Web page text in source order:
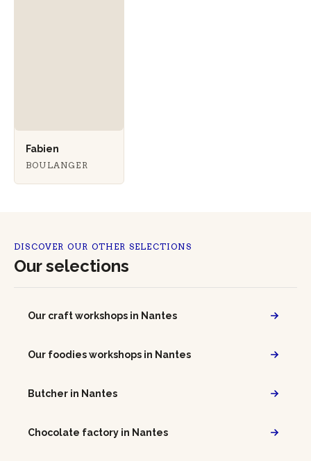
Fabien
BOULANGER
DISCOVER OUR OTHER SELECTIONS
Our selections
Our craft workshops in Nantes
Our foodies workshops in Nantes
Butcher in Nantes
Chocolate factory in Nantes